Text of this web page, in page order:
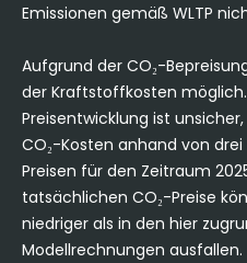
Emissionen gemäß WLTP
Aufgrund der CO₂-
der Kraftstoffkosten
Preisentwicklung ist
CO₂-Kosten anhand von
Preisen für den Zeitraum
tatsächlichen CO₂-Preise
niedriger als in den hier
Modellrechnungen